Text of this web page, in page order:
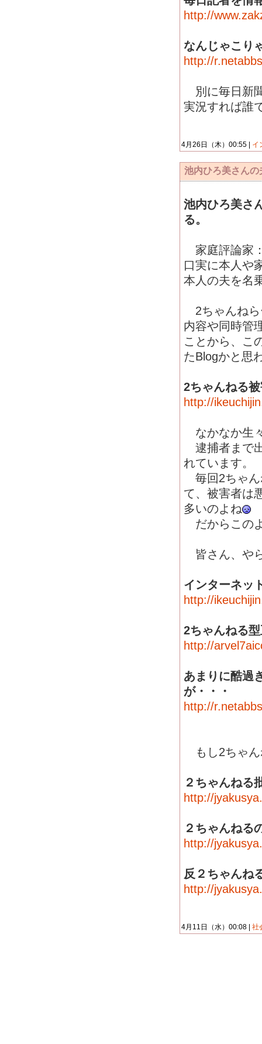
http://
なんじゃこり
http://
別に毎日新
実況すれば誰
4月26日（木）00:55 | イ
池内ひろ美さん
池内ひろ美さ
る。
家庭評論家
口実に本人や
本人の夫を名
2ちゃんねら
内容や同時管
ことから、こ
たBlogかと思
2ちゃんねる
http://
なかなか生
逮捕者まで
れています。
毎回2ちゃん
て、被害者は
多いのよね
だからこの
皆さん、や
インターネッ
http://
2ちゃんねる
http://
あまりに酷過
が・・・
http://
もし2ちゃん
２ちゃんねる
http://
２ちゃんねる
http://
反２ちゃんね
http://
4月11日（水）00:08 | 社